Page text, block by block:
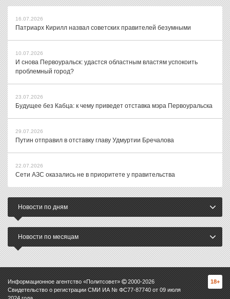
16.07.2026
Патриарх Кирилл назвал советских правителей безумными
10.07.2026
И снова Первоуральск: удастся областным властям успокоить
проблемный город?
23.07.2026
Будущее без Кабца: к чему приведет отставка мэра Первоуральска
29.07.2026
Путин отправил в отставку главу Удмуртии Бречалова
22.07.2026
Сети АЗС оказались не в приоритете у правительства
Новости по дням
Новости по месяцам
Информационное агентство «Политсовет» 2000-2026
Свидетельство о регистрации СМИ ИА № ФС77-87740 от 09 июля
18+